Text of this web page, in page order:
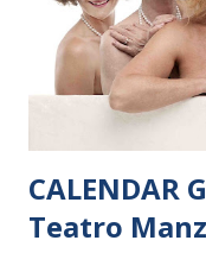
volta. L’orchestra,
da un prestigioso
CALENDAR
Teatro